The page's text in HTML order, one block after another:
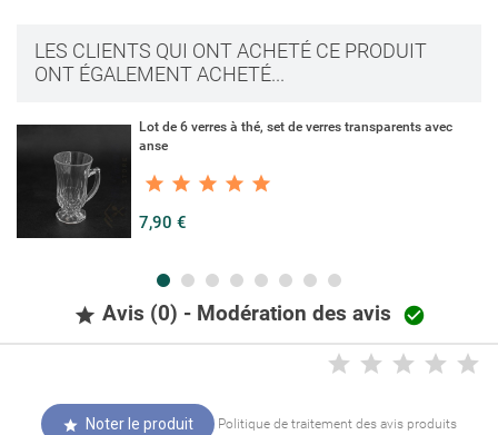
LES CLIENTS QUI ONT ACHETÉ CE PRODUIT
ONT ÉGALEMENT ACHETÉ...
Lot de 6 verres à thé, set de verres transparents avec
anse
7,90 €
 Avis (0) - Modération des avis 
 Noter le produit Politique de traitement des avis produits